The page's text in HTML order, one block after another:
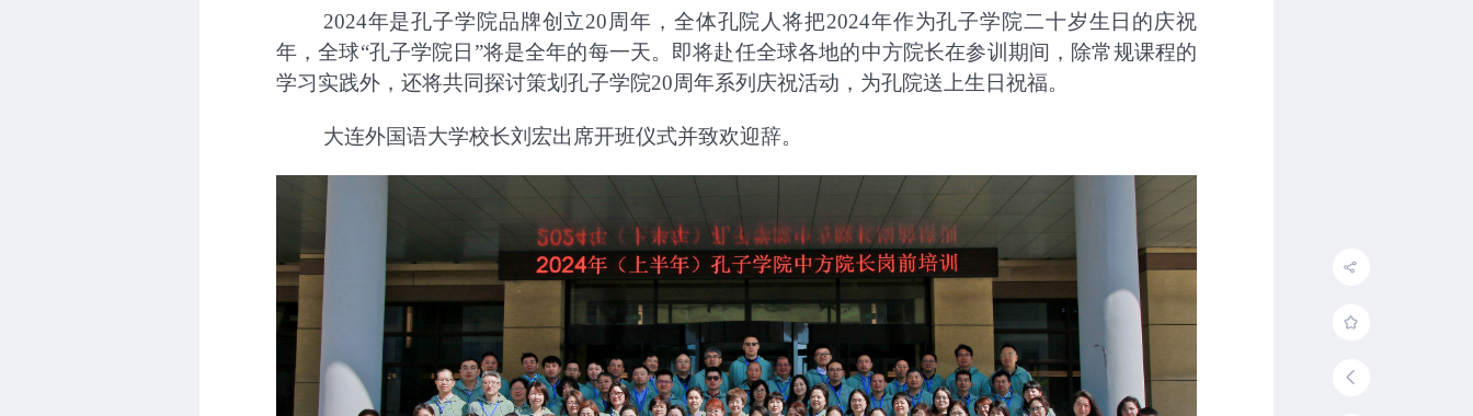
2024年是孔子学院品牌创立20周年，全体孔院人将把2024年作为孔子学院二十岁生日的庆祝
年，全球“孔子学院日”将是全年的每一天。即将赴任全球各地的中方院长在参训期间，除常规课程的
学习实践外，还将共同探讨策划孔子学院20周年系列庆祝活动，为孔院送上生日祝福。
大连外国语大学校长刘宏出席开班仪式并致欢迎辞。